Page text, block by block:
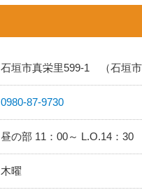
石垣市真栄里599-1 （石垣
0980-87-9730
昼の部 11：00～ L.O.14：
木曜